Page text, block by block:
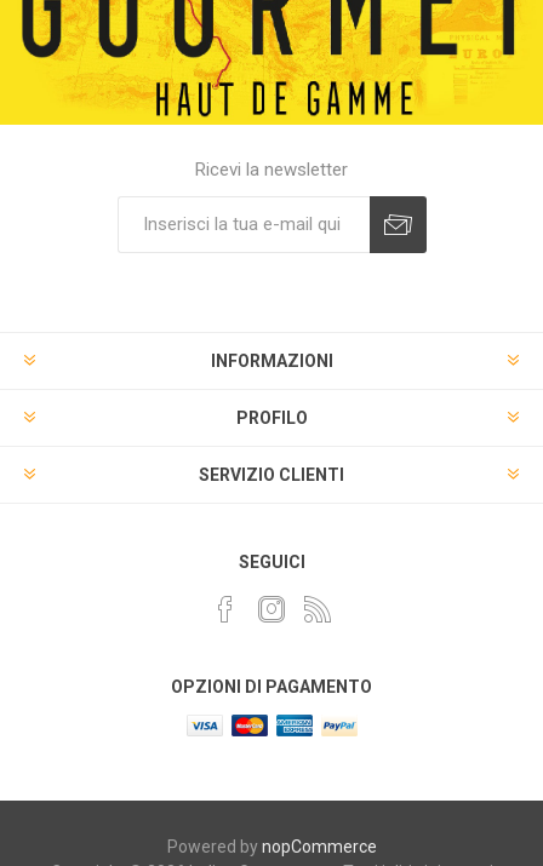
Ricevi la newsletter
INFORMAZIONI
PROFILO
SERVIZIO CLIENTI
SEGUICI
OPZIONI DI PAGAMENTO
Powered bynopCommerce